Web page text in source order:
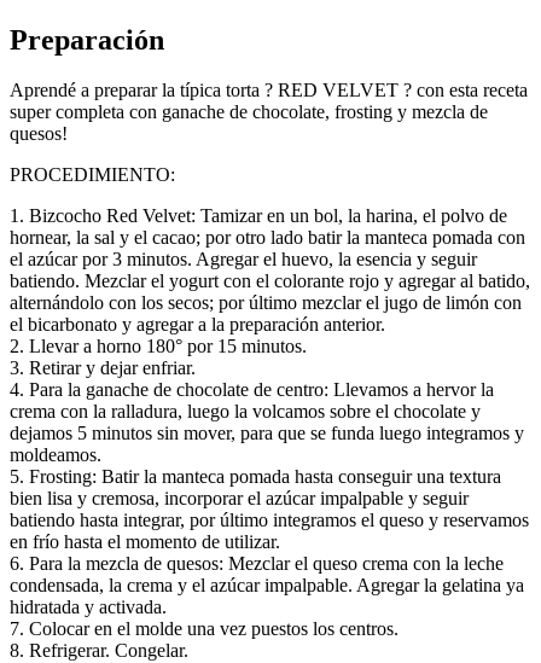
Preparación
Aprendé a preparar la típica torta ? RED VELVET ? con esta receta
super completa con ganache de chocolate, frosting y mezcla de
quesos!
PROCEDIMIENTO:
1. Bizcocho Red Velvet: Tamizar en un bol, la harina, el polvo de
hornear, la sal y el cacao; por otro lado batir la manteca pomada con
el azúcar por 3 minutos. Agregar el huevo, la esencia y seguir
batiendo. Mezclar el yogurt con el colorante rojo y agregar al batido,
alternándolo con los secos; por último mezclar el jugo de limón con
el bicarbonato y agregar a la preparación anterior.
2. Llevar a horno 180° por 15 minutos.
3. Retirar y dejar enfriar.
4. Para la ganache de chocolate de centro: Llevamos a hervor la
crema con la ralladura, luego la volcamos sobre el chocolate y
dejamos 5 minutos sin mover, para que se funda luego integramos y
moldeamos.
5. Frosting: Batir la manteca pomada hasta conseguir una textura
bien lisa y cremosa, incorporar el azúcar impalpable y seguir
batiendo hasta integrar, por último integramos el queso y reservamos
en frío hasta el momento de utilizar.
6. Para la mezcla de quesos: Mezclar el queso crema con la leche
condensada, la crema y el azúcar impalpable. Agregar la gelatina ya
hidratada y activada.
7. Colocar en el molde una vez puestos los centros.
8. Refrigerar. Congelar.